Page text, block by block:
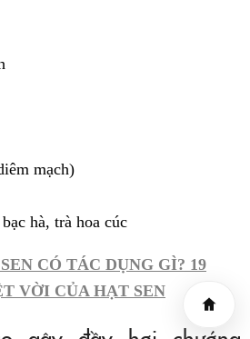
mạch)
hà, trà hoa cúc
CÓ TÁC DỤNG GÌ? 19
VỜI CỦA HẠT SEN